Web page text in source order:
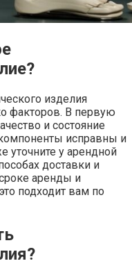
изделия
факторов. В первую
и состояние
исправны и
уточните у арендной
доставки и
аренды и
подходит вам по